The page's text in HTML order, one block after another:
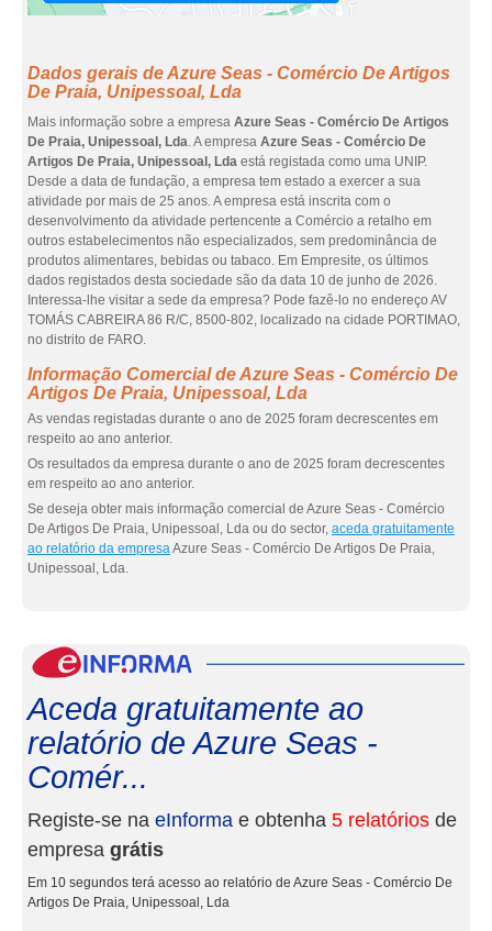
Dados gerais de Azure Seas - Comércio De Artigos
De Praia, Unipessoal, Lda
Mais informação sobre a empresa Azure Seas - Comércio De Artigos
De Praia, Unipessoal, Lda. A empresa Azure Seas - Comércio De
Artigos De Praia, Unipessoal, Lda está registada como uma UNIP.
Desde a data de fundação, a empresa tem estado a exercer a sua
atividade por mais de 25 anos. A empresa está inscrita com o
desenvolvimento da atividade pertencente a Comércio a retalho em
outros estabelecimentos não especializados, sem predominância de
produtos alimentares, bebidas ou tabaco. Em Empresite, os últimos
dados registados desta sociedade são da data 10 de junho de 2026.
Interessa-lhe visitar a sede da empresa? Pode fazê-lo no endereço AV
TOMÁS CABREIRA 86 R/C, 8500-802, localizado na cidade PORTIMAO,
no distrito de FARO.
Informação Comercial de Azure Seas - Comércio De
Artigos De Praia, Unipessoal, Lda
As vendas registadas durante o ano de 2025 foram decrescentes em
respeito ao ano anterior.
Os resultados da empresa durante o ano de 2025 foram decrescentes
em respeito ao ano anterior.
Se deseja obter mais informação comercial de Azure Seas - Comércio
De Artigos De Praia, Unipessoal, Lda ou do sector, aceda gratuitamente
ao relatório da empresaAzure Seas - Comércio De Artigos De Praia,
Unipessoal, Lda.
Aceda gratuitamente ao
relatório de Azure Seas -
Comér...
Registe-se na eInforma e obtenha 5 relatórios de
empresa grátis
Em 10 segundos terá acesso ao relatório de Azure Seas - Comércio De
Artigos De Praia, Unipessoal, Lda